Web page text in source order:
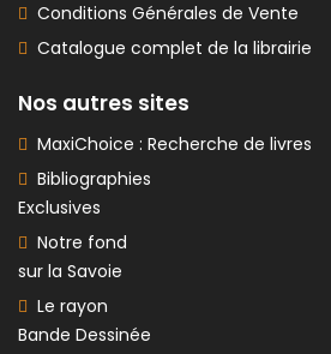
Conditions Générales de Vente
Catalogue complet de la librairie
Nos autres sites
MaxiChoice : Recherche de livres
Bibliographies
Exclusives
Notre fond
sur la Savoie
Le rayon
Bande Dessinée